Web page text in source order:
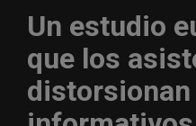
Un estudio
que los